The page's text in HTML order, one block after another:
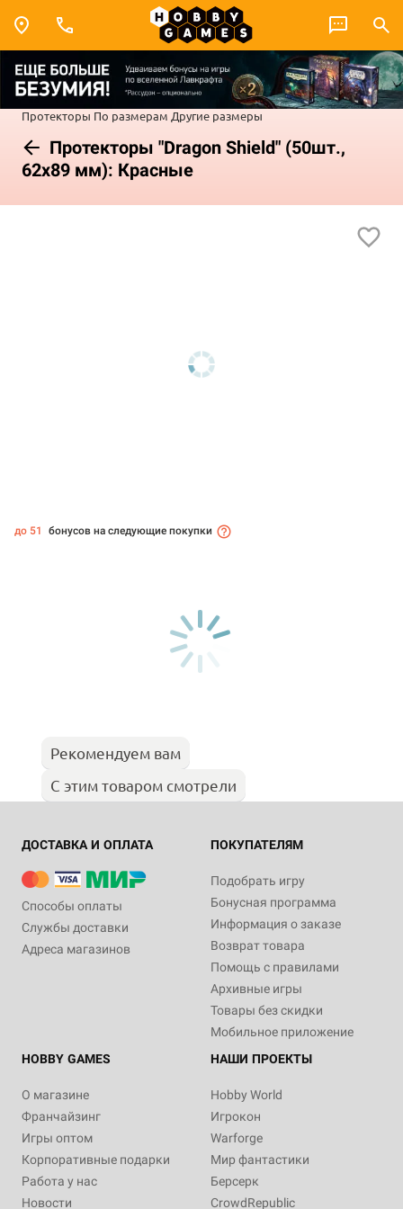
Протекторы По размерам Другие размеры
Протекторы "Dragon Shield" (50шт.,
62x89 мм): Красные
до 51 бонусов на следующие покупки
Рекомендуем вам
С этим товаром смотрели
ДОСТАВКА И ОПЛАТА
Способы оплаты
Службы доставки
Адреса магазинов
ПОКУПАТЕЛЯМ
Подобрать игру
Бонусная программа
Информация о заказе
Возврат товара
Помощь с правилами
Архивные игры
Товары без скидки
Мобильное приложение
HOBBY GAMES
О магазине
Франчайзинг
Игры оптом
Корпоративные подарки
Работа у нас
Новости
НАШИ ПРОЕКТЫ
Hobby World
Игрокон
Warforge
Мир фантастики
Берсерк
CrowdRepublic